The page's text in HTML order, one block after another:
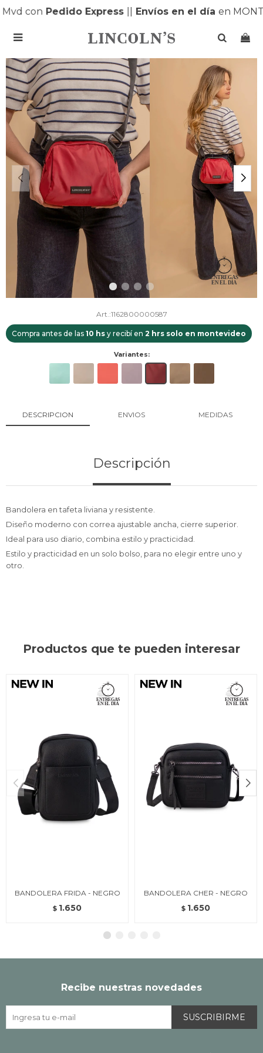
conPedido Express|| Envíos en el díaen

1162800000587
Compra antes de las 10 hs y recibí en 2 hrs solo en montevideo
Variantes:
DESCRIPCION ENVIOS MEDIDAS
Descripción
Bandolera en tafeta liviana y resistente.
Diseño moderno con correa ajustable ancha, cierre superior.
Ideal para uso diario, combina estilo y practicidad.
Estilo y practicidad en un solo bolso, para no elegir entre uno y
otro.
Productos que te pueden interesar
BANDOLERA FRIDA - NEGRO
$ 1.650
BANDOLERA CHER - NEGRO
$ 1.650
Recibe nuestras novedades
SUSCRIBIRME